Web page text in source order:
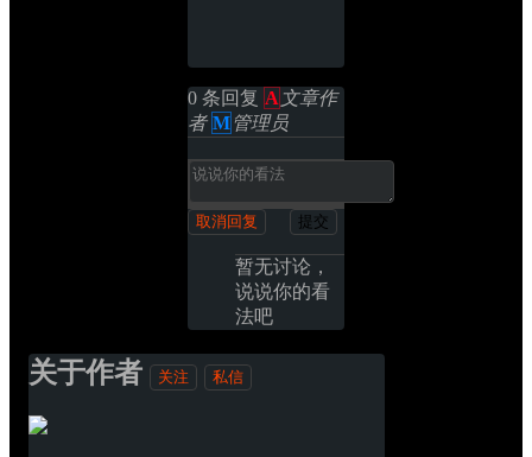
0 条回复 A 文章作
者 M 管理员
取消回复 提交
暂无讨论，
说说你的看
法吧
关于作者 关注 私信